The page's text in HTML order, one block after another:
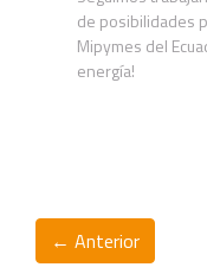
de posibilidades
Mipymes del
energía!
← Anterior